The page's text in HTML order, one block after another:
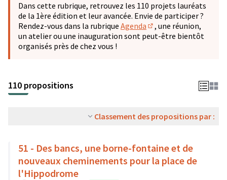
−
Dans cette rubrique, retrouvez les 110 projets lauréats
de la 1ère édition et leur avancée. Envie de participer ?
Rendez-vous dans la rubrique Agenda
(S'ouvre dans un
, une réunion,
un atelier ou une inauguration sont peut-être bientôt
organisés près de chez vous !
110 propositions
Classement des propositions par :
51 - Des bancs, une borne-fontaine et de
nouveaux cheminements pour la place de
l'Hippodrome